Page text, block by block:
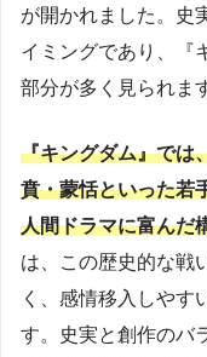
が開かれました。史
イミングであり、『
部分が多く見られま
『キングダム』では
賁・蒙恬といった若
人間ドラマに富んだ
は、この歴史的な戦
く、感情移入しやす
す。史実と創作のバ